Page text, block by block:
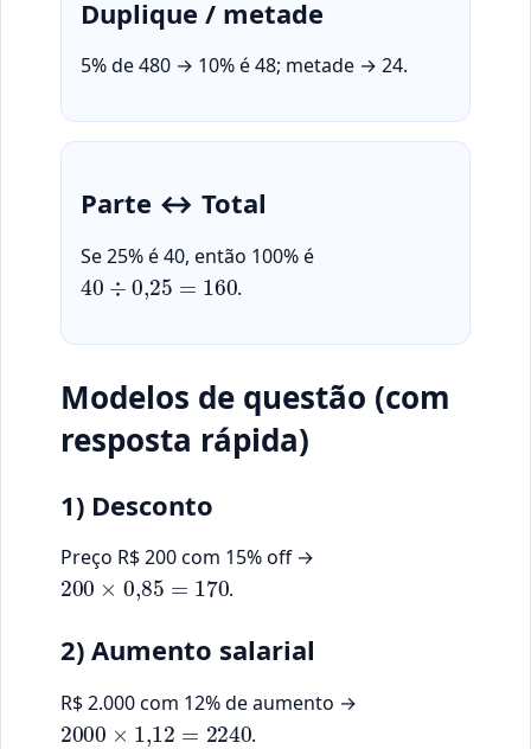
Duplique / metade
5% de 480 → 10% é 48; metade → 24.
Parte ↔ Total
Se 25% é 40, então 100% é
40÷0,25=160
.
Modelos de questão (com
resposta rápida)
1) Desconto
Preço R$ 200 com 15% off →
200× 0,85=170
.
2) Aumento salarial
R$ 2.000 com 12% de aumento →
2000×1 ,12= 2240
.